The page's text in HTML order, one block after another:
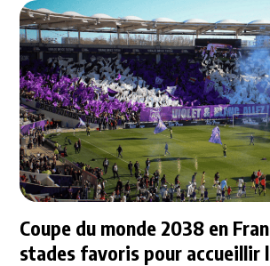
Coupe du monde 2038 en
stades favoris pour accueillir